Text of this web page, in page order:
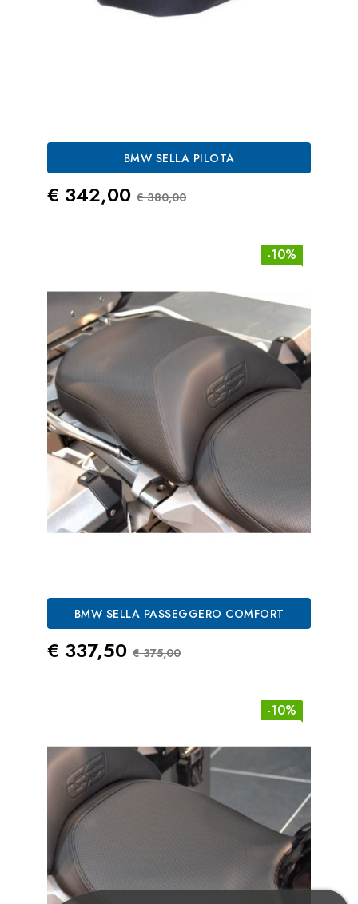
BMW SELLA PILOTA
Prezzo
€ 342,00 Prezzo Standard
€ 380,00
-10%
BMW SELLA PASSEGGERO COMFORT
Prezzo
€ 337,50 Prezzo Standard
€ 375,00
-10%